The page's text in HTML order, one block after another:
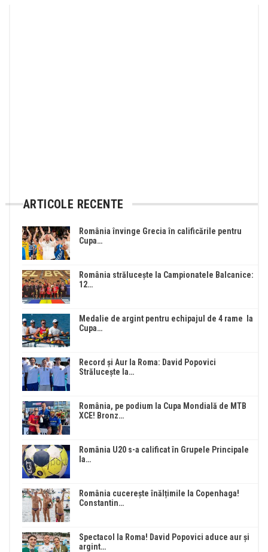
ARTICOLE RECENTE
România învinge Grecia în calificările pentru
Cupa…
România strălucește la Campionatele Balcanice:
12…
Medalie de argint pentru echipajul de 4 rame la
Cupa…
Record și Aur la Roma: David Popovici
Strălucește la…
România, pe podium la Cupa Mondială de MTB
XCE! Bronz…
România U20 s-a calificat în Grupele Principale
la…
România cucerește înălțimile la Copenhaga!
Constantin…
Spectacol la Roma! David Popovici aduce aur și
argint…